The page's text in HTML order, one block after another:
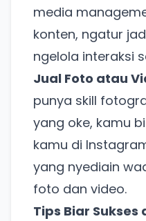
media
konten, ngatur
ngelola interaksi
Jual Foto atau
punya skill
yang oke, kamu
kamu di
yang nyediain
foto dan video.
Tips Biar